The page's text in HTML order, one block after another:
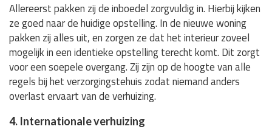
Allereerst pakken zij de inboedel zorgvuldig in. Hierbij kijken
ze goed naar de huidige opstelling. In de nieuwe woning
pakken zij alles uit, en zorgen ze dat het interieur zoveel
mogelijk in een identieke opstelling terecht komt. Dit zorgt
voor een soepele overgang. Zij zijn op de hoogte van alle
regels bij het verzorgingstehuis zodat niemand anders
overlast ervaart van de verhuizing.
4. Internationale verhuizing